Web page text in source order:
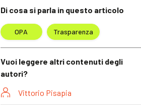
Di cosa si parla in questo articolo
OPA Trasparenza
Vuoi leggere altri contenuti degli
autori?
Vittorio Pisapia